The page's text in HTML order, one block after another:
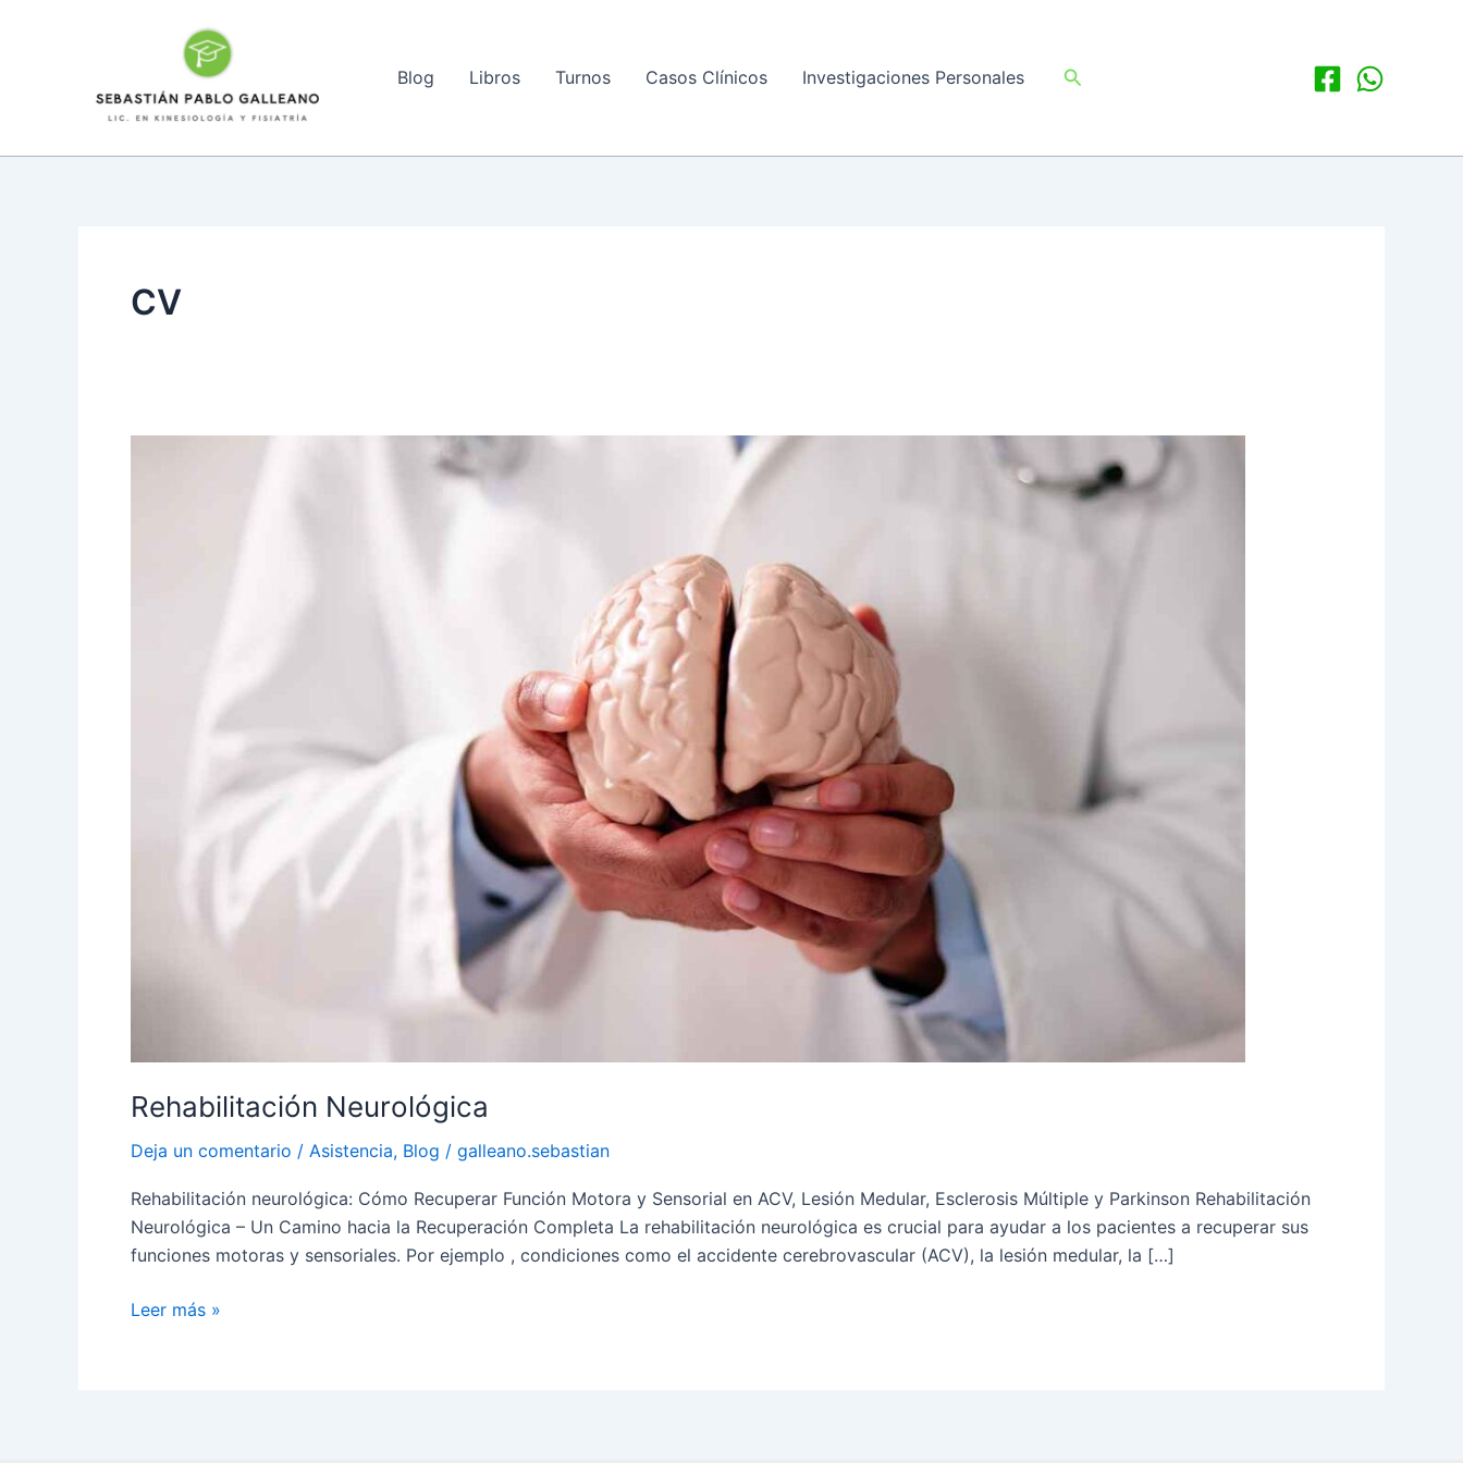
Blog Libros Turnos Casos Clínicos Investigaciones Personales Buscar
CV
Rehabilitación Neurológica
Deja un comentario / Asistencia, Blog / galleano.sebastian
Rehabilitación neurológica: Cómo Recuperar Función Motora y Sensorial en ACV, Lesión Medular, Esclerosis Múltiple y Parkinson Rehabilitación
Neurológica – Un Camino hacia la Recuperación Completa La rehabilitación neurológica es crucial para ayudar a los pacientes a recuperar sus
funciones motoras y sensoriales. Por ejemplo , condiciones como el accidente cerebrovascular (ACV), la lesión medular, la […]
Leer más »